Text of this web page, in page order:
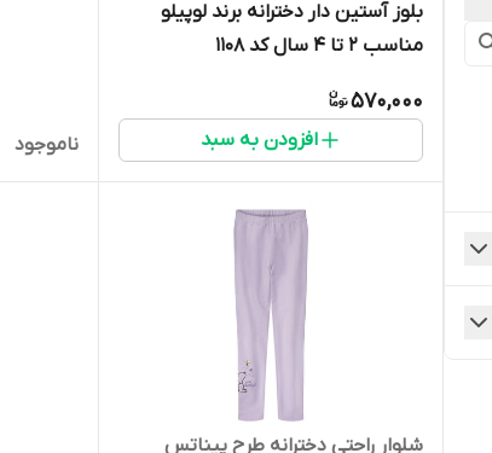
بلوز آستین دار دخترانه برند لوپیلو
مناسب 2 تا 4 سال کد 1108
570,000
افزودن به سبد ناموجود
شلوار راحتی دخترانه طرح پیناتس